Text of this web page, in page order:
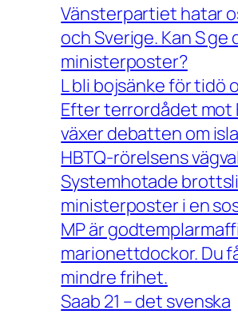
Vänsterpartiet hatar
och Sverige. Kan S ge
ministerposter?
L bli bojsänke för tidö
Efter terrordådet mot
växer debatten om
HBTQ-rörelsens vägval
Systemhotade
ministerposter i en
MP är
marionettdockor. Du
mindre frihet.
Saab 21 – det svenska